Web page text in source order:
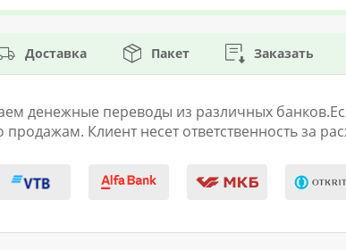
Доставка Пакет Заказать
денежные переводы из различных
Клиент несет ответственность за